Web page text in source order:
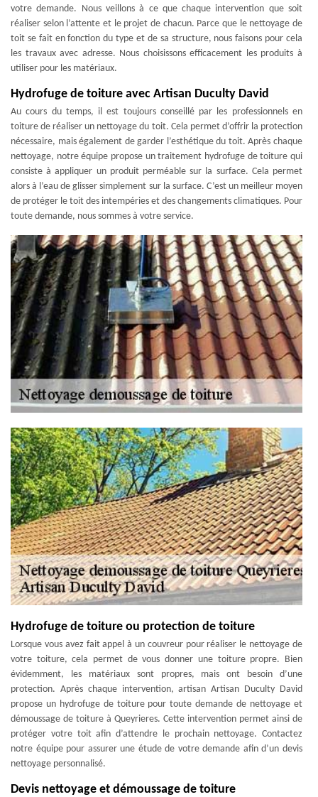
votre demande. Nous veillons à ce que chaque intervention que soit
réaliser selon l’attente et le projet de chacun. Parce que le nettoyage de
toit se fait en fonction du type et de sa structure, nous faisons pour cela
les travaux avec adresse. Nous choisissons efficacement les produits à
utiliser pour les matériaux.
Hydrofuge de toiture avec Artisan Duculty David
Au cours du temps, il est toujours conseillé par les professionnels en
toiture de réaliser un nettoyage du toit. Cela permet d’offrir la protection
nécessaire, mais également de garder l’esthétique du toit. Après chaque
nettoyage, notre équipe propose un traitement hydrofuge de toiture qui
consiste à appliquer un produit perméable sur la surface. Cela permet
alors à l’eau de glisser simplement sur la surface. C’est un meilleur moyen
de protéger le toit des intempéries et des changements climatiques. Pour
toute demande, nous sommes à votre service.
Hydrofuge de toiture ou protection de toiture
Lorsque vous avez fait appel à un couvreur pour réaliser le nettoyage de
votre toiture, cela permet de vous donner une toiture propre. Bien
évidemment, les matériaux sont propres, mais ont besoin d’une
protection. Après chaque intervention, artisan Artisan Duculty David
propose un hydrofuge de toiture pour toute demande de nettoyage et
démoussage de toiture à Queyrieres. Cette intervention permet ainsi de
protéger votre toit afin d’attendre le prochain nettoyage. Contactez
notre équipe pour assurer une étude de votre demande afin d’un devis
nettoyage personnalisé.
Devis nettoyage et démoussage de toiture